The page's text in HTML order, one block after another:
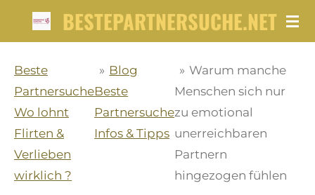
BESTEPARTNERSUCHE.NET
Beste
Partnersuche
Wo lohnt
Flirten &
Verlieben
wirklich ?
» Blog
Beste
Partnersuche
Infos & Tipps
» Warum manche
Menschen sich nur
zu emotional
unerreichbaren
Partnern
hingezogen fühlen